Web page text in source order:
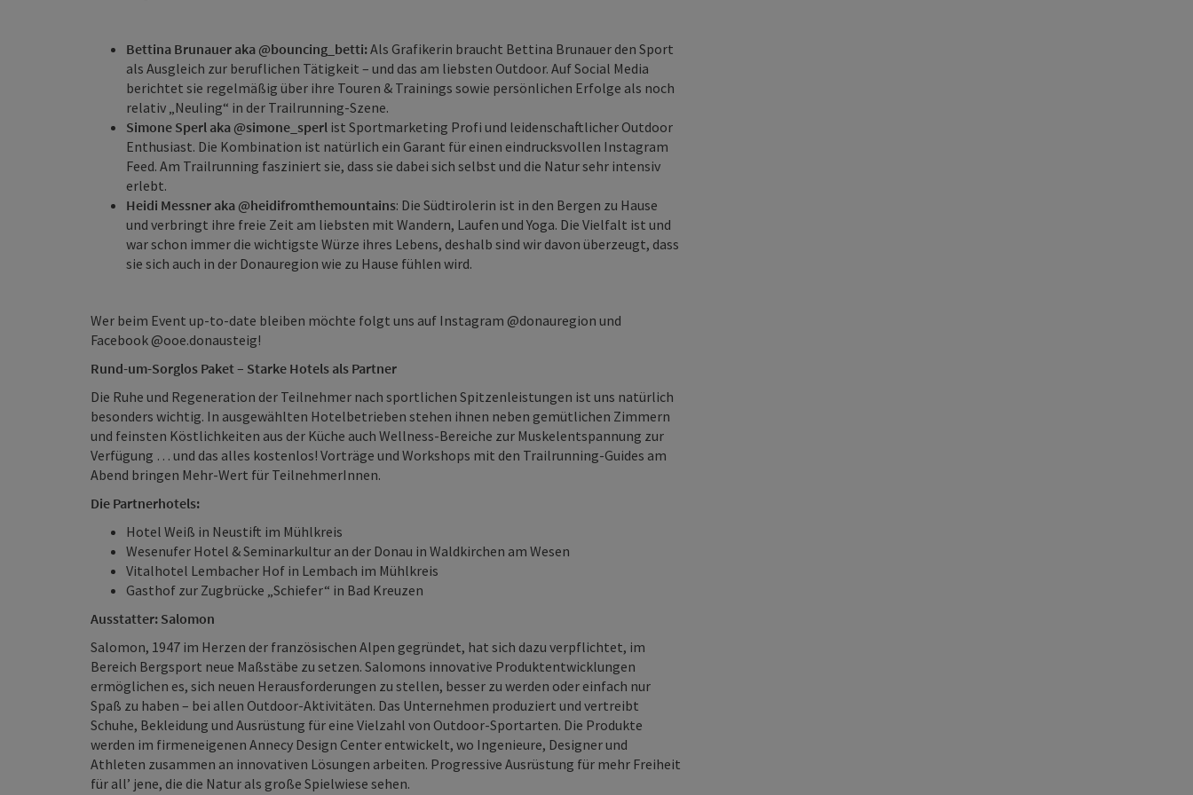
Bettina Brunauer aka @bouncing_betti:Als Grafikerin braucht Bettina Brunauer den Sport
als Ausgleich zur beruflichen Tätigkeit – und das am liebsten Outdoor. Auf Social Media
berichtet sie regelmäßig über ihre Touren & Trainings sowie persönlichen Erfolge als noch
relativ „Neuling“ in der Trailrunning-Szene.
Simone Sperl aka @simone_sperl ist Sportmarketing Profi und leidenschaftlicher Outdoor
Enthusiast. Die Kombination ist natürlich ein Garant für einen eindrucksvollen Instagram
Feed. Am Trailrunning fasziniert sie, dass sie dabei sich selbst und die Natur sehr intensiv
erlebt.
Heidi Messner aka @heidifromthemountains: Die Südtirolerin ist in den Bergen zu Hause
und verbringt ihre freie Zeit am liebsten mit Wandern, Laufen und Yoga. Die Vielfalt ist und
war schon immer die wichtigste Würze ihres Lebens, deshalb sind wir davon überzeugt, dass
sie sich auch in der Donauregion wie zu Hause fühlen wird.
Wer beim Event up-to-date bleiben möchte folgt uns auf Instagram @donauregion und
Facebook @ooe.donausteig!
Rund-um-Sorglos Paket – Starke Hotels als Partner
Die Ruhe und Regeneration der Teilnehmer nach sportlichen Spitzenleistungen ist uns natürlich
besonders wichtig. In ausgewählten Hotelbetrieben stehen ihnen neben gemütlichen Zimmern
und feinsten Köstlichkeiten aus der Küche auch Wellness-Bereiche zur Muskelentspannung zur
Verfügung … und das alles kostenlos! Vorträge und Workshops mit den Trailrunning-Guides am
Abend bringen Mehr-Wert für TeilnehmerInnen.
Die Partnerhotels:
Hotel Weiß in Neustift im Mühlkreis
Wesenufer Hotel & Seminarkultur an der Donau in Waldkirchen am Wesen
Vitalhotel Lembacher Hof in Lembach im Mühlkreis
Gasthof zur Zugbrücke „Schiefer“ in Bad Kreuzen
Ausstatter: Salomon
Salomon, 1947 im Herzen der französischen Alpen gegründet, hat sich dazu verpflichtet, im
Bereich Bergsport neue Maßstäbe zu setzen. Salomons innovative Produktentwicklungen
ermöglichen es, sich neuen Herausforderungen zu stellen, besser zu werden oder einfach nur
Spaß zu haben – bei allen Outdoor-Aktivitäten. Das Unternehmen produziert und vertreibt
Schuhe, Bekleidung und Ausrüstung für eine Vielzahl von Outdoor-Sportarten. Die Produkte
werden im firmeneigenen Annecy Design Center entwickelt, wo Ingenieure, Designer und
Athleten zusammen an innovativen Lösungen arbeiten. Progressive Ausrüstung für mehr Freiheit
für all’ jene, die die Natur als große Spielwiese sehen.